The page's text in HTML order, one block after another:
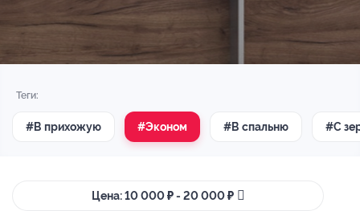
Теги:
#В прихожую #Эконом #В спальню #С
Цена: 10 000 ₽ - 20 000 ₽